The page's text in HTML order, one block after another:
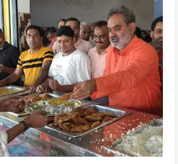
उत्तराखंड
एसआईआर के तहत जारी किए जा रहे नोटिसों
पर कांग्रेस ने जतायी आपत्ति, मतदाताओं को
परेशान करने का लगाया आरोप
August 6, 2026
उत्तराखंड
महंत यति रामस्वरूप आनंद गिरि को लेकर पूरे
दिन चला हाई वोल्टेज ड्रामा, चौकी से अपने
साथ ले गए यति नरसिंहानंद गिरी
August 5, 2026